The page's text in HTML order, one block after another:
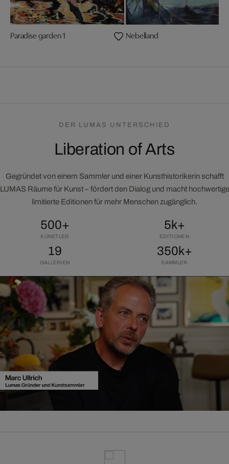
Paradise garden 1 Nebelland
DER LUMAS UNTERSCHIED
Liberation of Arts
Gegründet von einem Sammler und einer Kunsthistorikerin schafft
LUMAS Räume für Kunst – fördert den Dialog und macht hochwertige
limitierte Editionen für mehr Menschen zugänglich.
500+
KÜNSTLER
5k+
EDITIONEN
19
GALLERIEN
350k+
SAMMLER